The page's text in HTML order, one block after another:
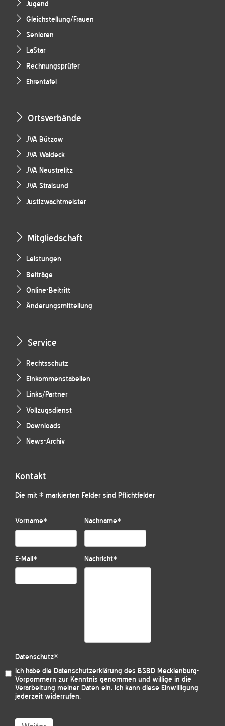
Jugend
Gleichstellung/Frauen
Senioren
LaStar
Rechnungsprüfer
Ehrentafel
Ortsverbände
JVA Bützow
JVA Waldeck
JVA Neustrelitz
JVA Stralsund
Justizwachtmeister
Mitgliedschaft
Leistungen
Beiträge
Online-Beitritt
Änderungsmitteilung
Service
Rechtsschutz
Einkommenstabellen
Links/Partner
Vollzugsdienst
Downloads
News-Archiv
Kontakt
Die mit * markierten Felder sind Pflichtfelder
Vorname* Nachname*
E-Mail* Nachricht*
Datenschutz*
Ich habe die Datenschutzerklärung des BSBD Mecklenburg-
Vorpommern zur Kenntnis genommen und willige in die
Verarbeitung meiner Daten ein. Ich kann diese Einwilligung
jederzeit widerrufen.